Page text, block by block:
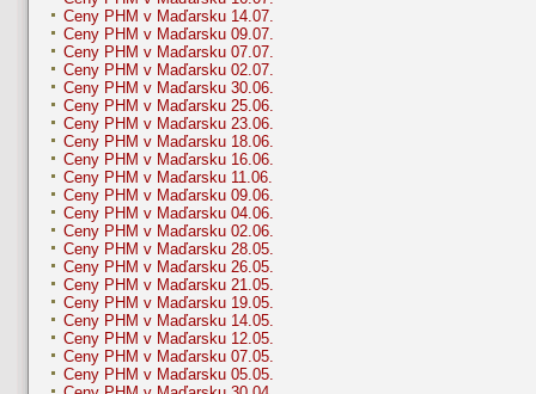
Ceny PHM v Maďarsku 14.07.
Ceny PHM v Maďarsku 09.07.
Ceny PHM v Maďarsku 07.07.
Ceny PHM v Maďarsku 02.07.
Ceny PHM v Maďarsku 30.06.
Ceny PHM v Maďarsku 25.06.
Ceny PHM v Maďarsku 23.06.
Ceny PHM v Maďarsku 18.06.
Ceny PHM v Maďarsku 16.06.
Ceny PHM v Maďarsku 11.06.
Ceny PHM v Maďarsku 09.06.
Ceny PHM v Maďarsku 04.06.
Ceny PHM v Maďarsku 02.06.
Ceny PHM v Maďarsku 28.05.
Ceny PHM v Maďarsku 26.05.
Ceny PHM v Maďarsku 21.05.
Ceny PHM v Maďarsku 19.05.
Ceny PHM v Maďarsku 14.05.
Ceny PHM v Maďarsku 12.05.
Ceny PHM v Maďarsku 07.05.
Ceny PHM v Maďarsku 05.05.